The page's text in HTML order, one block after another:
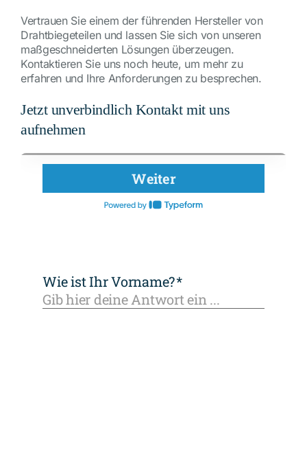
Vertrauen Sie einem der führenden Hersteller von
Drahtbiegeteilen und lassen Sie sich von unseren
maßgeschneiderten Lösungen überzeugen.
Kontaktieren Sie uns noch heute, um mehr zu
erfahren und Ihre Anforderungen zu besprechen.
Jetzt unverbindlich Kontakt mit uns
aufnehmen